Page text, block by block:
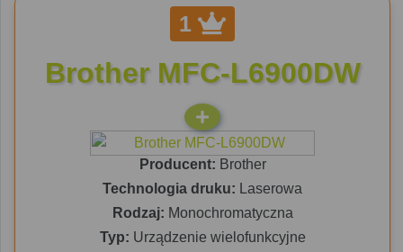
1
Brother MFC-L6900DW
Producent: Brother
Technologia druku: Laserowa
Rodzaj: Monochromatyczna
Typ: Urządzenie wielofunkcyjne